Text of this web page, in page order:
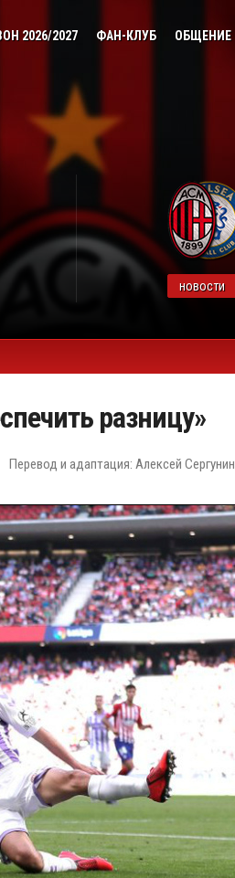
2026/2027 ФАН-КЛУБ ОБЩЕНИЕ
новости
разницу»
Перевод и адаптация: Алексей Сергунин